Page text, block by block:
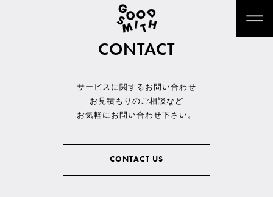
CONTACT
サービスに関するお問い合わせ
お見積もりのご相談など
お気軽にお問い合わせ下さい。
CONTACT US